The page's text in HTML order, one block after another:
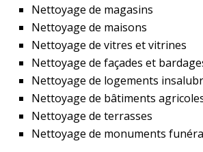
Nettoyage de magasins
Nettoyage de maisons
Nettoyage de vitres et vitrines
Nettoyage de façades et
Nettoyage de logements
Nettoyage de bâtiments
Nettoyage de terrasses
Nettoyage de monuments